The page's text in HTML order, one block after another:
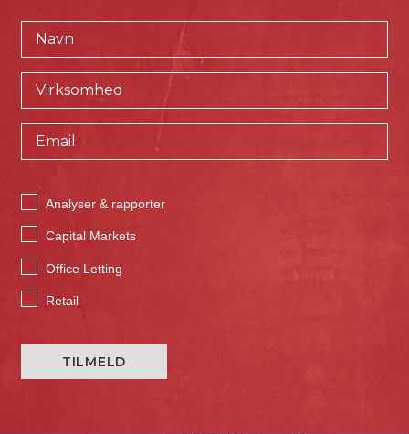
Analyser & rapporter
Capital Markets
Office Letting
Retail
TILMELD